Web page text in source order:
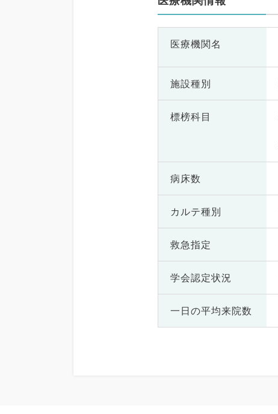
医療機関名
施設種別
標榜科目
病床数
カルテ種別
救急指定
学会認定状況
一日の平均来院数